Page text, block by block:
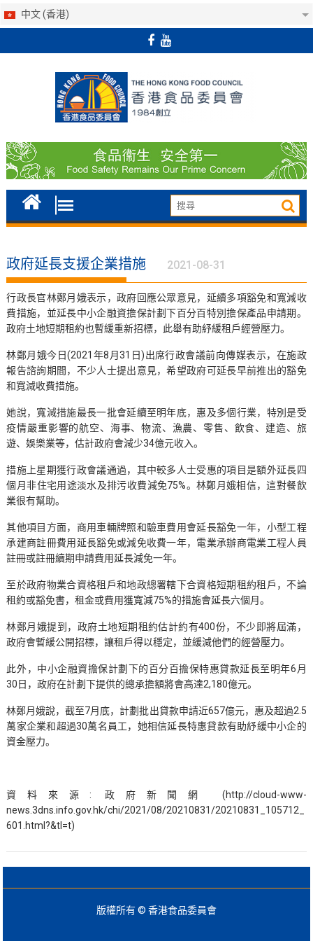
中文 (香港)
政府延長支援企業措施 2021-08-31
行政長官林鄭月娥表示，政府回應公眾意見，延續多項豁免和寬減收
費措施，並延長中小企融資擔保計劃下百分百特別擔保產品申請期。
政府土地短期租約也暫緩重新招標，此舉有助紓緩租戶經營壓力。
林鄭月娥今日(2021年8月31日)出席行政會議前向傳媒表示，在施政
報告諮詢期間，不少人士提出意見，希望政府可延長早前推出的豁免
和寬減收費措施。
她說，寬減措施最長一批會延續至明年底，惠及多個行業，特別是受
疫情嚴重影響的航空、海事、物流、漁農、零售、飲食、建造、旅
遊、娛樂業等，估計政府會減少34億元收入。
措施上星期獲行政會議通過，其中較多人士受惠的項目是額外延長四
個月非住宅用途淡水及排污收費減免75%。林鄭月娥相信，這對餐飲
業很有幫助。
其他項目方面，商用車輛牌照和驗車費用會延長豁免一年，小型工程
承建商註冊費用延長豁免或減免收費一年，電業承辦商電業工程人員
註冊或註冊續期申請費用延長減免一年。
至於政府物業合資格租戶和地政總署轄下合資格短期租約租戶，不論
租約或豁免書，租金或費用獲寬減75%的措施會延長六個月。
林鄭月娥提到，政府土地短期租約估計約有400份，不少即將屆滿，
政府會暫緩公開招標，讓租戶得以穩定，並緩減他們的經營壓力。
此外，中小企融資擔保計劃下的百分百擔保特惠貸款延長至明年6月
30日，政府在計劃下提供的總承擔額將會高達2,180億元。
林鄭月娥說，截至7月底，計劃批出貸款申請近657億元，惠及超過2.5
萬家企業和超過30萬名員工，她相信延長特惠貸款有助紓緩中小企的
資金壓力。
資料來源: 政府新聞網 (http://cloud-www-
news.3dns.info.gov.hk/chi/2021/08/20210831/20210831_105712_
601.html?&tl=t)
版權所有 © 香港食品委員會